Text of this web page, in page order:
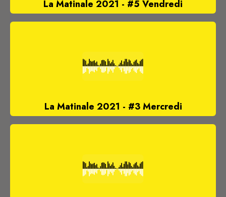
La Matinale 2021 - #5 Vendredi
La Matinale 2021 - #3 Mercredi